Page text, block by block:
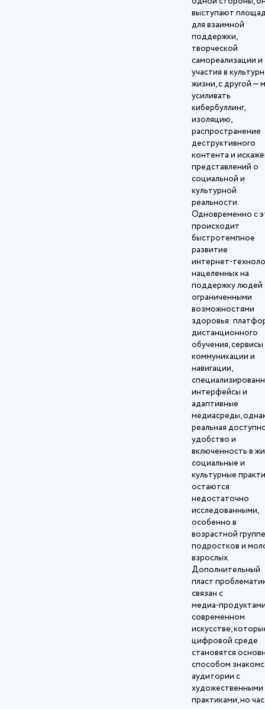
выступают
для взаимной
поддержки,
творческой
самореализации и
участия в
жизни, с другой —
усиливать
кибербуллинг,
изоляцию,
распространение
деструктивного
контента и
представлений о
социальной и
культурной
реальности.
Одновременно с
происходит
быстротемпное
развитие
нацеленных на
поддержку людей
ограниченными
возможностями
здоровья:
дистанционного
обучения,
коммуникации и
навигации,
интерфейсы и
адаптивные
медиасреды,
реальная
удобство и
включенность в
социальные и
культурные
остаются
недостаточно
исследованными,
особенно в
возрастной группе
подростков и
взрослых.
Дополнительный
пласт
связан с
современном
искусстве,
цифровой среде
становятся
способом
аудитории с
художественными
практиками, но